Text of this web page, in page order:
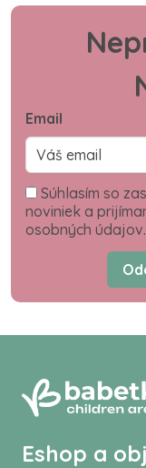
Email
Súhlasím so
noviniek a
osobných údajov.
Eshop a